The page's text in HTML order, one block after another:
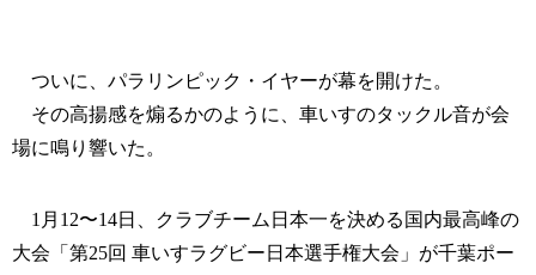
ついに、パラリンピック・イヤーが幕を開けた。
その高揚感を煽るかのように、車いすのタックル音が会
場に鳴り響いた。
1月12〜14日、クラブチーム日本一を決める国内最高峰の
大会「第25回 車いすラグビー日本選手権大会」が千葉ポー